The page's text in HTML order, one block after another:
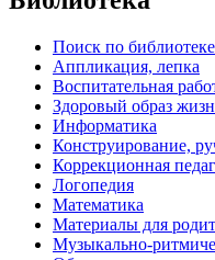
Поиск по библиотеке
Аппликация, лепка
Воспитательная
Здоровый образ
Информатика
Конструирование,
Коррекционная
Логопедия
Математика
Материалы для
Музыкально-